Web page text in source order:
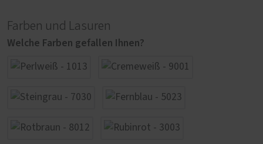
Farben und Lasuren
Welche Farben gefallen Ihnen?